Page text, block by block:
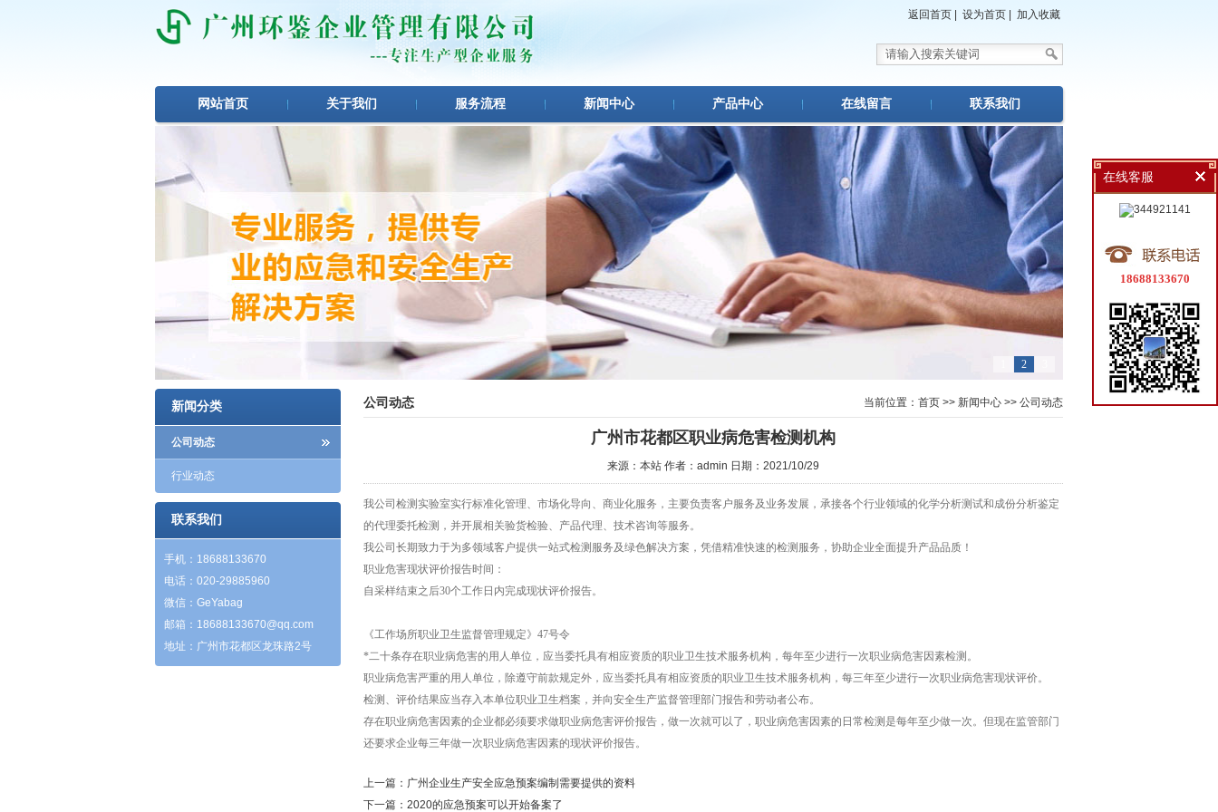
返回首页 设为首页 加入收藏
网站首页 关于我们 服务流程 新闻中心 产品中心 在线留言 联系我们
123
2
新闻分类
公司动态
行业动态
联系我们
手机：18688133670
电话：020-29885960
微信：GeYabag
邮箱： 18688133670@qq.com
地址：广州市花都区龙珠路2号
公司动态 当前位置： 首页 >> 新闻中心 >> 公司动态
广州市花都区职业病危害检测机构
来源：本站 作者：admin 日期：2021/10/29
我公司检测实验室实行标准化管理、市场化导向、商业化服务，主要负责客户服务及业务发展，承接各个行业领域的化学分析测试和成份分析鉴定
的代理委托检测，并开展相关验货检验、产品代理、技术咨询等服务。
我公司长期致力于为多领域客户提供一站式检测服务及绿色解决方案，凭借精准快速的检测服务，协助企业全面提升产品品质！
职业危害现状评价报告时间：
自采样结束之后30个工作日内完成现状评价报告。
《工作场所职业卫生监督管理规定》47号令
*二十条存在职业病危害的用人单位，应当委托具有相应资质的职业卫生技术服务机构，每年至少进行一次职业病危害因素检测。
职业病危害严重的用人单位，除遵守前款规定外，应当委托具有相应资质的职业卫生技术服务机构，每三年至少进行一次职业病危害现状评价。
检测、评价结果应当存入本单位职业卫生档案，并向安全生产监督管理部门报告和劳动者公布。
存在职业病危害因素的企业都必须要求做职业病危害评价报告，做一次就可以了，职业病危害因素的日常检测是每年至少做一次。但现在监管部门
还要求企业每三年做一次职业病危害因素的现状评价报告。
上一篇： 广州企业生产安全应急预案编制需要提供的资料
下一篇： 2020的应急预案可以开始备案了
在线客服
18688133670